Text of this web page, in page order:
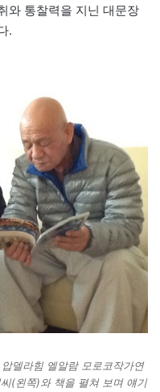
와 통찰력을 지닌 대문장
.
델라힘 엘알람 모로코작가연
(왼쪽)와 책을 펼쳐 보며 얘기